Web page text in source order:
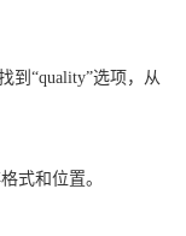
到“quality”选项，从
式和位置。